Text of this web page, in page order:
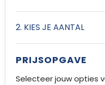
2. KIES JE AANTAL
PRIJSOPGAVE
Selecteer jouw opties